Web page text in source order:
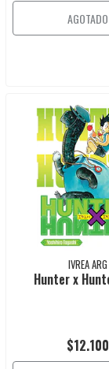
AGOTADO
IVREA ARG
Hunter x
$12.100